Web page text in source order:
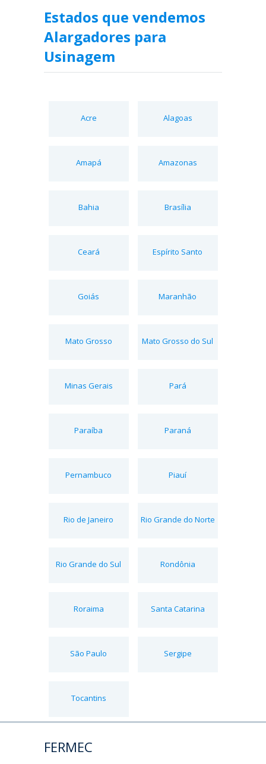
Estados que vendemos
Alargadores para
Usinagem
Acre Alagoas
Amapá Amazonas
Bahia Brasília
Ceará Espírito Santo
Goiás Maranhão
Mato Grosso Mato Grosso do Sul
Minas Gerais Pará
Paraíba Paraná
Pernambuco Piauí
Rio de Janeiro Rio Grande do Norte
Rio Grande do Sul Rondônia
Roraima Santa Catarina
São Paulo Sergipe
Tocantins
FERMEC